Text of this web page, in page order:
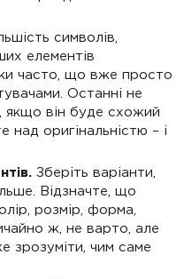
символів,
елементів
часто, що вже просто
Останні не
якщо він буде схожий
над оригінальністю – і
Зберіть варіанти,
Відзначте, що
розмір, форма,
ж, не варто, але
зрозуміти, чим саме